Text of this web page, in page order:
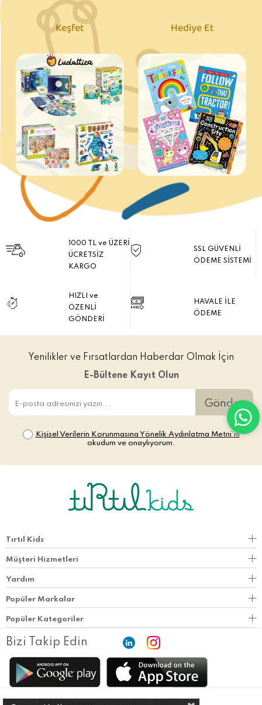
Keşfet Hediye Et
1000 TL ve ÜZERİ
ÜCRETSİZ
KARGO
SSL GÜVENLİ
ÖDEME SİSTEMİ
HIZLI ve
ÖZENLİ
GÖNDERİ
HAVALE İLE
ÖDEME
Yenilikler ve Fırsatlardan Haberdar Olmak İçin
E-Bültene Kayıt Olun
Gönder
Kişisel Verilerin Korunmasına Yönelik Aydınlatma Metni’ni
okudum ve onaylıyorum.
Tırtıl Kids
Müşteri Hizmetleri
Yardım
Popüler Markalar
Popüler Kategoriler
Bizi Takip Edin
© 2021 TirtilKids.com